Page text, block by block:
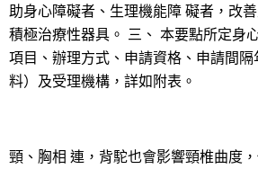
助身心障礙者、生理機能障 礙者，改
積極治療性器具。 三、 本要點所定身
項目、辦理方式、申請資格、申請間
料）及受理機構，詳如附表。
頸、胸相 連，背駝也會影響頸椎曲度